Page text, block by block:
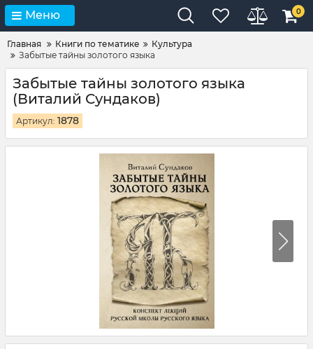
Меню 0
Главная Книги по тематике
Культура
Забытые тайны золотого языка
Забытые тайны золотого языка
(Виталий Сундаков)
Артикул: 1878